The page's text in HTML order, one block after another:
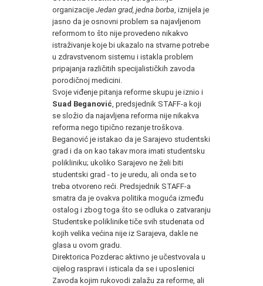
organizacije Jedan grad, jedna borba , iznijela je
jasno da je osnovni problem sa najavljenom
reformom to što nije provedeno nikakvo
istraživanje koje bi ukazalo na stvarne potrebe
u zdravstvenom sistemu i istakla problem
pripajanja različitih specijalističkih zavoda
porodičnoj medicini.
Svoje viđenje pitanja reforme skupu je iznio i
Suad Beganović , predsjednik STAFF-a koji
se složio da najavljena reforma nije nikakva
reforma nego tipično rezanje troškova.
Beganović je istakao da je Sarajevo studentski
grad i da on kao takav mora imati studentsku
polikliniku; ukoliko Sarajevo ne želi biti
studentski grad - to je uredu, ali onda se to
treba otvoreno reći. Predsjednik STAFF-a
smatra da je ovakva politika moguća između
ostalog i zbog toga što se odluka o zatvaranju
Studentske poliklinike tiče svih studenata od
kojih velika većina nije iz Sarajeva, dakle ne
glasa u ovom gradu.
Direktorica Pozderac aktivno je učestvovala u
cijelog raspravi i isticala da se i uposlenici
Zavoda kojim rukovodi zalažu za reforme, ali